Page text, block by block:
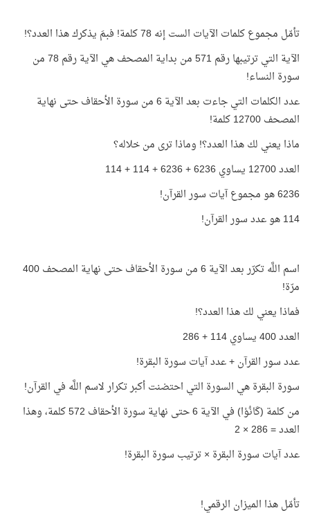
تأمّل مجموع كلمات الآيات الست إنه 78 كلمة! فبمَ يذكرك هذا العدد؟!
الآية التي ترتيبها رقم 571 من بداية المصحف هي الآية رقم 78 من
سورة النساء!
عدد الكلمات التي جاءت بعد الآية 6 من سورة الأحقاف حتى نهاية
المصحف 12700 كلمة!
ماذا يعني لك هذا العدد؟! وماذا ترى من خلاله؟
العدد 12700 يساوي 6236 + 6236 + 114 + 114
6236 هو مجموع آيات سور القرآن!
114 هو عدد سور القرآن!
اسم اللَّه تكرّر بعد الآية 6 من سورة الأحقاف حتى نهاية المصحف 400
مرّة!
فماذا يعني لك هذا العدد؟!
العدد 400 يساوي 114 + 286
عدد سور القرآن + عدد آيات سورة البقرة!
سورة البقرة هي السورة التي احتضنت أكبر تكرار لاسم اللَّه في القرآن!
من كلمة (كَانُوْا) في الآية 6 حتى نهاية سورة الأحقاف 572 كلمة، وهذا
العدد = 286 × 2
عدد آيات سورة البقرة × ترتيب سورة البقرة!
تأمّل هذا الميزان الرقمي!